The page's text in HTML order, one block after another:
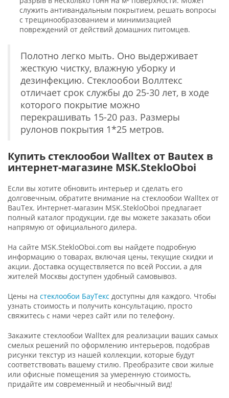
служить антивандальным покрытием, решать вопросы
с трещинообразованием и минимизацией
повреждений от действий домашних питомцев.
Полотно легко мыть. Оно выдерживает
жесткую чистку, влажную уборку и
дезинфекцию. Стеклообои Воллтекс
отличает срок службы до 25-30 лет, в ходе
которого покрытие можно
перекрашивать 15-20 раз. Размеры
рулонов покрытия 1*25 метров.
Купить стеклообои Walltex от Bautex в
интернет-магазине MSK.StekloOboi
Если вы хотите обновить интерьер и сделать его
долговечным, обратите внимание на стеклообои Walltex от
BauTex. Интернет-магазин MSK.StekloOboi предлагает
полный каталог продукции, где вы можете заказать обои
напрямую от официального дилера.
На сайте MSK.StekloOboi.com вы найдете подробную
информацию о товарах, включая цены, текущие скидки и
акции. Доставка осуществляется по всей России, а для
жителей Москвы доступен удобный самовывоз.
Цены на стеклообои БауТекс доступны для каждого. Чтобы
узнать стоимость и получить консультацию, просто
свяжитесь с нами через сайт или по телефону.
Закажите стеклообои Walltex для реализации ваших самых
смелых решений по оформлению интерьеров, подобрав
рисунки текстур из нашей коллекции, которые будут
соответствовать вашему стилю. Преобразите свои жилые
или офисные помещения за умеренную стоимость,
придайте им современный и необычный вид!